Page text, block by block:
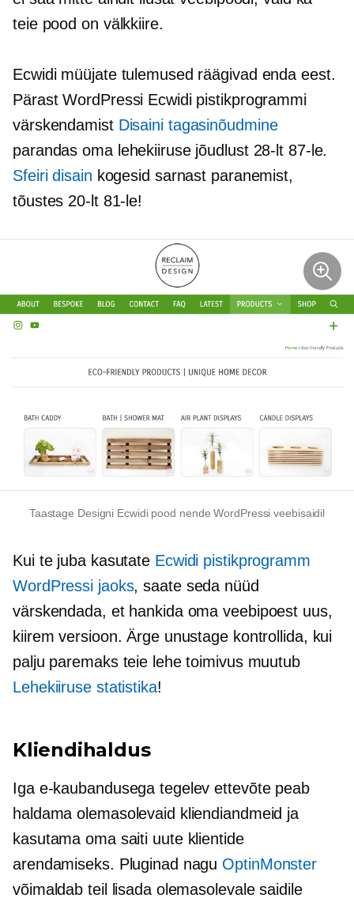
teie pood on välkkiire.
Ecwidi müüjate tulemused räägivad enda eest.
Pärast WordPressi Ecwidi pistikprogrammi
värskendamist Disaini tagasinõudmine
parandas oma lehekiiruse jõudlust 28-lt 87-le.
Sfeiri disain kogesid sarnast paranemist,
tõustes 20-lt 81-le!
Taastage Designi Ecwidi pood nende WordPressi veebisaidil
Kui te juba kasutate Ecwidi pistikprogramm
WordPressi jaoks, saate seda nüüd
värskendada, et hankida oma veebipoest uus,
kiirem versioon. Ärge unustage kontrollida, kui
palju paremaks teie lehe toimivus muutub
Lehekiiruse statistika!
Kliendihaldus
Iga e-kaubandusega tegelev ettevõte peab
haldama olemasolevaid kliendiandmeid ja
kasutama oma saiti uute klientide
arendamiseks. Pluginad nagu OptinMonster
võimaldab teil lisada olemasolevale saidile